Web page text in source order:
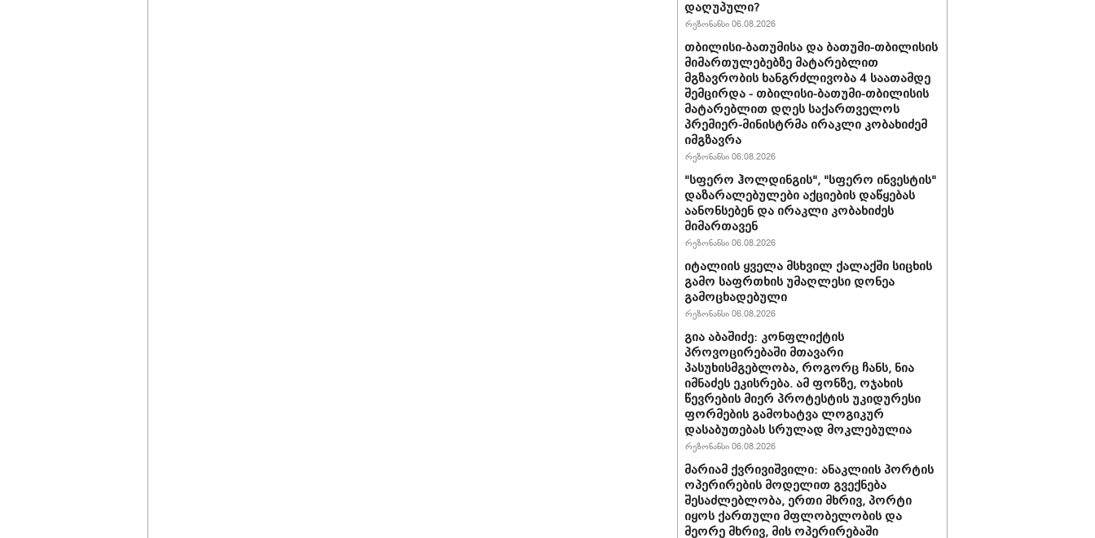
დაღუპული?
რეზონანსი 06.08.2026
თბილისი-ბათუმისა და ბათუმი-თბილისის
მიმართულებებზე მატარებლით
მგზავრობის ხანგრძლივობა 4 საათამდე
შემცირდა - თბილისი-ბათუმი-თბილისის
მატარებლით დღეს საქართველოს
პრემიერ-მინისტრმა ირაკლი კობახიძემ
იმგზავრა
რეზონანსი 06.08.2026
"სფერო ჰოლდინგის", "სფერო ინვესტის"
დაზარალებულები აქციების დაწყებას
აანონსებენ და ირაკლი კობახიძეს
მიმართავენ
რეზონანსი 06.08.2026
იტალიის ყველა მსხვილ ქალაქში სიცხის
გამო საფრთხის უმაღლესი დონეა
გამოცხადებული
რეზონანსი 06.08.2026
გია აბაშიძე: კონფლიქტის
პროვოცირებაში მთავარი
პასუხისმგებლობა, როგორც ჩანს, ნია
იმნაძეს ეკისრება. ამ ფონზე, ოჯახის
წევრების მიერ პროტესტის უკიდურესი
ფორმების გამოხატვა ლოგიკურ
დასაბუთებას სრულად მოკლებულია
რეზონანსი 06.08.2026
მარიამ ქვრივიშვილი: ანაკლიის პორტის
ოპერირების მოდელით გვექნება
შესაძლებლობა, ერთი მხრივ, პორტი
იყოს ქართული მფლობელობის და
მეორე მხრივ, მის ოპერირებაში